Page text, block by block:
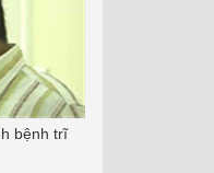
bệnh trĩ